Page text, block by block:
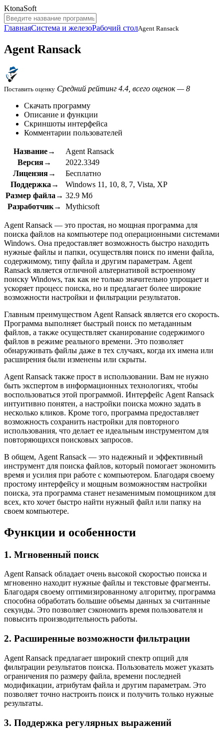
KtonaSoft
ГлавнаяСистема и железоРабочий столAgent Ransack
Agent Ransack
Поставить оценку Средний рейтинг 4.4, всего оценок — 8
Скачать программу
Описание и функции
Скриншоты интерфейса
Комментарии пользователей
Название→
Agent Ransack
Версия→
2022.3349
Лицензия→
Бесплатно
Поддержка→
Windows 11, 10, 8, 7, Vista, XP
Размер файла→ 32.9 Мб
Разработчик→
Mythicsoft
Agent Ransack — это простая, но мощная программа для
поиска файлов на компьютере под операционными системами
Windows. Она предоставляет возможность быстро находить
нужные файлы и папки, осуществляя поиск по имени файла,
содержимому, типу файла и другим параметрам. Agent
Ransack является отличной альтернативой встроенному
поиску Windows, так как не только значительно упрощает и
ускоряет процесс поиска, но и предлагает более широкие
возможности настройки и фильтрации результатов.
Главным преимуществом Agent Ransack является его скорость.
Программа выполняет быстрый поиск по метаданным
файлов, а также осуществляет сканирование содержимого
файлов в режиме реального времени. Это позволяет
обнаруживать файлы даже в тех случаях, когда их имена или
расширения были изменены или скрыты.
Agent Ransack также прост в использовании. Вам не нужно
быть экспертом в информационных технологиях, чтобы
воспользоваться этой программой. Интерфейс Agent Ransack
интуитивно понятен, а настройки поиска можно задать в
несколько кликов. Кроме того, программа предоставляет
возможность сохранить настройки для повторного
использования, что делает ее идеальным инструментом для
повторяющихся поисковых запросов.
В общем, Agent Ransack — это надежный и эффективный
инструмент для поиска файлов, который помогает экономить
время и усилия при работе с компьютером. Благодаря своему
простому интерфейсу и мощным возможностям настройки
поиска, эта программа станет незаменимым помощником для
всех, кто хочет быстро найти нужный файл или папку на
своем компьютере.
Функции и особенности
1. Мгновенный поиск
Agent Ransack обладает очень высокой скоростью поиска и
мгновенно находит нужные файлы и текстовые фрагменты.
Благодаря своему оптимизированному алгоритму, программа
способна обработать большие объемы данных за считанные
секунды. Это позволяет сэкономить время пользователя и
повысить производительность работы.
2. Расширенные возможности фильтрации
Agent Ransack предлагает широкий спектр опций для
фильтрации результатов поиска. Пользователь может указать
ограничения по размеру файла, времени последней
модификации, атрибутам файла и другим параметрам. Это
позволяет точно настроить поиск и получить только нужные
результаты.
3. Поддержка регулярных выражений